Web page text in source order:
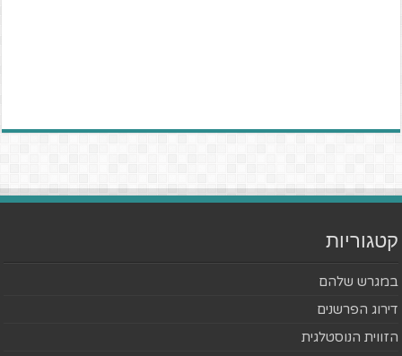
קטגוריות
במגרש שלהם
דירוג הפרשנים
הזווית הנוסטלגית